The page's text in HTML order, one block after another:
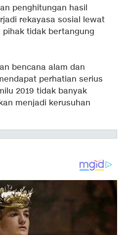
penghitungan hasil
rekayasa sosial lewat
tidak bertangung
bencana alam dan
perhatian serius
2019 tidak banyak
menjadi kerusuhan